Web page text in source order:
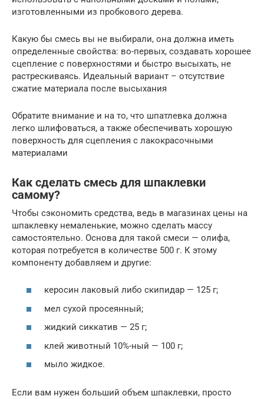
изготовленными из пробкового дерева.
Какую бы смесь вы не выбирали, она должна иметь
определенные свойства: во-первых, создавать хорошее
сцепление с поверхностями и быстро высыхать, не
растрескиваясь. Идеальный вариант – отсутствие
сжатие материала после высыхания
Обратите внимание и на то, что шпатлевка должна
легко шлифоваться, а также обеспечивать хорошую
поверхность для сцепления с лакокрасочными
материалами
Как сделать смесь для шпаклевки
самому?
Чтобы сэкономить средства, ведь в магазинах цены на
шпаклевку немаленькие, можно сделать массу
самостоятельно. Основа для такой смеси — олифа,
которая потребуется в количестве 500 г. К этому
компоненту добавляем и другие:
керосин лаковый либо скипидар — 125 г;
мел сухой просеянный;
жидкий сиккатив — 25 г;
клей животный 10%-ный — 100 г;
мыло жидкое.
Если вам нужен больший объем шпаклевки, просто